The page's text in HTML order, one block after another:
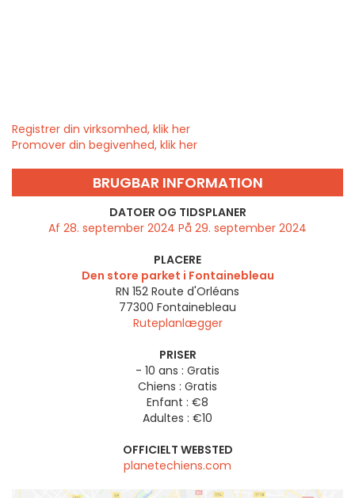
Registrer din virksomhed, klik her
Promover din begivenhed, klik her
BRUGBAR INFORMATION
DATOER OG TIDSPLANER
Af 28. september 2024 På 29. september 2024
PLACERE
Den store parket i Fontainebleau
RN 152 Route d'Orléans
77300 Fontainebleau
Ruteplanlægger
PRISER
- 10 ans : Gratis
Chiens : Gratis
Enfant : €8
Adultes : €10
OFFICIELT WEBSTED
planetechiens.com